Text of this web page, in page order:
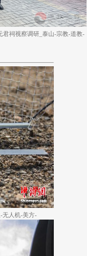
君祠视察调研_泰山-宗教-道教-
无人机-美方-